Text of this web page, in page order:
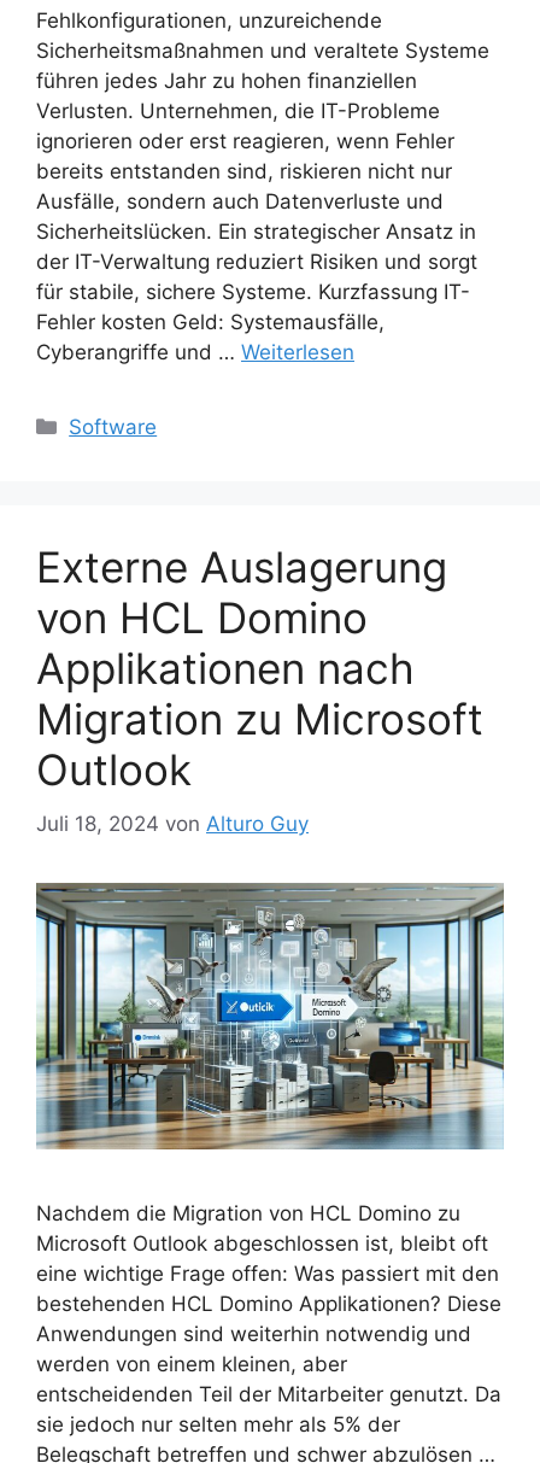
Fehlkonfigurationen, unzureichende
Sicherheitsmaßnahmen und veraltete Systeme
führen jedes Jahr zu hohen finanziellen
Verlusten. Unternehmen, die IT-Probleme
ignorieren oder erst reagieren, wenn Fehler
bereits entstanden sind, riskieren nicht nur
Ausfälle, sondern auch Datenverluste und
Sicherheitslücken. Ein strategischer Ansatz in
der IT-Verwaltung reduziert Risiken und sorgt
für stabile, sichere Systeme. Kurzfassung IT-
Fehler kosten Geld: Systemausfälle,
Cyberangriffe und … Weiterlesen
Kategorien
Software
Externe Auslagerung
von HCL Domino
Applikationen nach
Migration zu Microsoft
Outlook
Juli 18, 2024 von Alturo Guy
Nachdem die Migration von HCL Domino zu
Microsoft Outlook abgeschlossen ist, bleibt oft
eine wichtige Frage offen: Was passiert mit den
bestehenden HCL Domino Applikationen? Diese
Anwendungen sind weiterhin notwendig und
werden von einem kleinen, aber
entscheidenden Teil der Mitarbeiter genutzt. Da
sie jedoch nur selten mehr als 5% der
Belegschaft betreffen und schwer abzulösen …